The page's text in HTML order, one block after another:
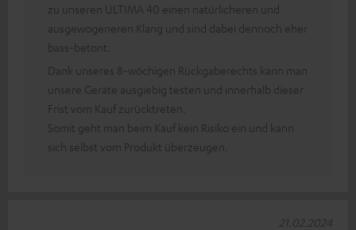
zu unseren ULTIMA 40 einen natürlicheren und
ausgewogeneren Klang und sind dabei dennoch eher
bass-betont.
Dank unseres 8-wöchigen Rückgaberechts kann man
unsere Geräte ausgiebig testen und innerhalb dieser
Frist vom Kauf zurücktreten.
Somit geht man beim Kauf kein Risiko ein und kann
sich selbst vom Produkt überzeugen.
21.02.2024